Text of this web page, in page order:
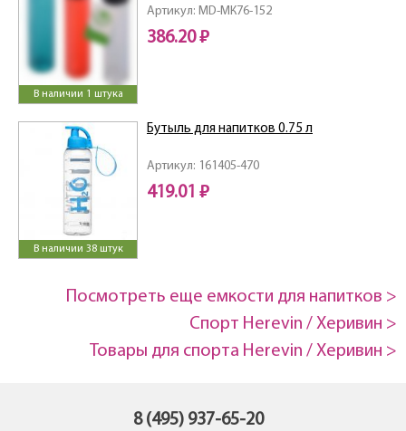
В наличии 1 штука
Артикул: MD-МК76-152
4цв NEW
386.20 ₽
В наличии 38 штук
Артикул: 161405-470
Бутыль для напитков 0.75 л
419.01 ₽
Посмотреть еще емкости для напитков >
Спорт Herevin / Херивин >
Товары для спорта Herevin / Херивин >
8 (495) 937-65-20